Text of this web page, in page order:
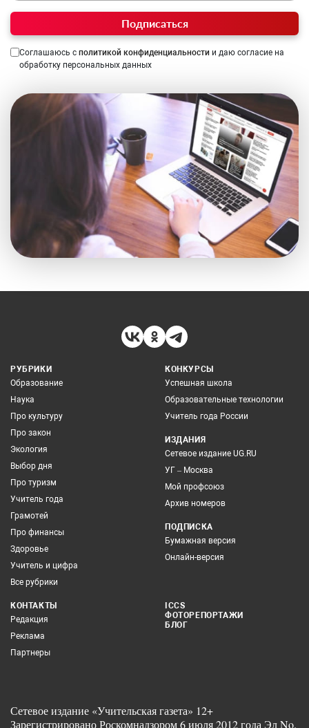
Подписаться
Соглашаюсь с политикой конфиденциальности и даю согласие на
обработку персональных данных
РУБРИКИ
Образование
Наука
Про культуру
Про закон
Экология
Выбор дня
Про туризм
Учитель года
Грамотей
Про финансы
Здоровье
Учитель и цифра
Все рубрики
КОНКУРСЫ
Успешная школа
Образовательные технологии
Учитель года России
ИЗДАНИЯ
Сетевое издание UG.RU
УГ – Москва
Мой профсоюз
Архив номеров
ПОДПИСКА
Бумажная версия
Онлайн-версия
КОНТАКТЫ
Редакция
Реклама
Партнеры
ICCS
ФОТОРЕПОРТАЖИ
БЛОГ
Сетевое издание «Учительская газета» 12+
Зарегистрировано Роскомнадзором 6 июля 2012 года Эл No.